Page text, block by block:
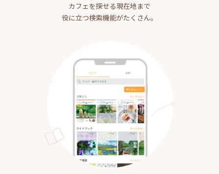
カフェを探せる現在地まで
役に立つ検索機能がたくさん。